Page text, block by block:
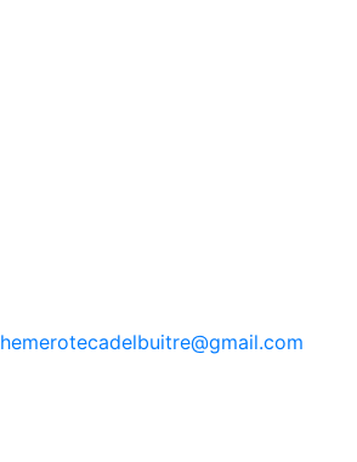
hemerotecadelbuitre@gmail.com